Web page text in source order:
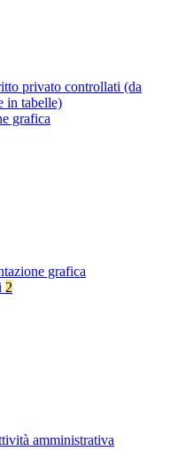
privato controllati (da
in tabelle)
grafica
grafica
2
amministrativa